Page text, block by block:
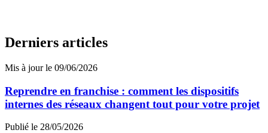
Derniers articles
Mis à jour le 09/06/2026
Reprendre en franchise : comment les dispositifs
internes des réseaux changent tout pour votre projet
Publié le 28/05/2026